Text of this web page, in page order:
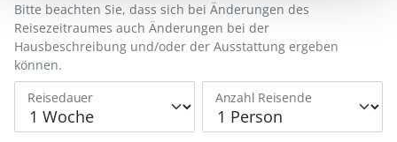
Reisedauer Anzahl Reisende
Bitte beachten Sie, dass sich bei Änderungen des
Reisezeitraumes auch Änderungen bei der
Hausbeschreibung und/oder der Ausstattung ergeben
können.